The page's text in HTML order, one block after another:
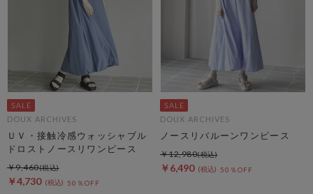
DOUX ARCHIVES
ＵＶ・接触冷感ウォッシャブル
ドロストノースリワンピース
￥4,730 50％OFF
￥9,460
DOUX ARCHIVES
ノースリバルーンワンピース
￥6,490 50％OFF
￥12,980